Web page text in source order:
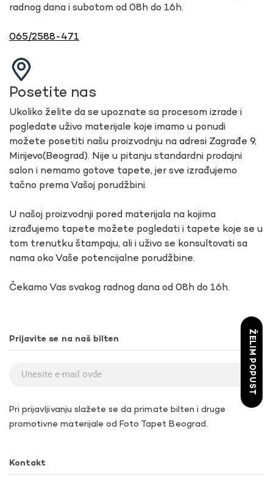
radnog dana i subotom od 08h do 16h.
065/2588-471
Posetite nas
Ukoliko želite da se upoznate sa procesom izrade i
pogledate uživo materijale koje imamo u ponudi
možete posetiti našu proizvodnju na adresi Zagrađe 9,
Mirijevo(Beograd). Nije u pitanju standardni prodajni
salon i nemamo gotove tapete, jer sve izrađujemo
tačno prema Vašoj porudžbini.
U našoj proizvodnji pored materijala na kojima
izrađujemo tapete možete pogledati i tapete koje se u
tom trenutku štampaju, ali i uživo se konsultovati sa
nama oko Vaše potencijalne porudžbine.
Čekamo Vas svakog radnog dana od 08h do 16h.
Prijavite se na naš bilten
Pri prijavljivanju slažete se da primate bilten i druge
promotivne materijale od Foto Tapet Beograd.
Kontakt
ŽELIM POPUST